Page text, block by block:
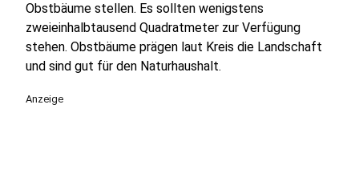
Obstbäume stellen. Es sollten wenigstens
zweieinhalbtausend Quadratmeter zur Verfügung
stehen. Obstbäume prägen laut Kreis die Landschaft
und sind gut für den Naturhaushalt.
Anzeige